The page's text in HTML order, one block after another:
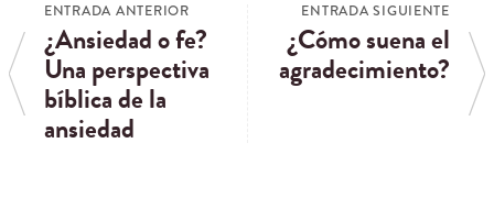
ENTRADA ANTERIOR
¿Ansiedad o fe?
Una perspectiva
bíblica de la
ansiedad
ENTRADA SIGUIENTE
¿Cómo suena el
agradecimiento?